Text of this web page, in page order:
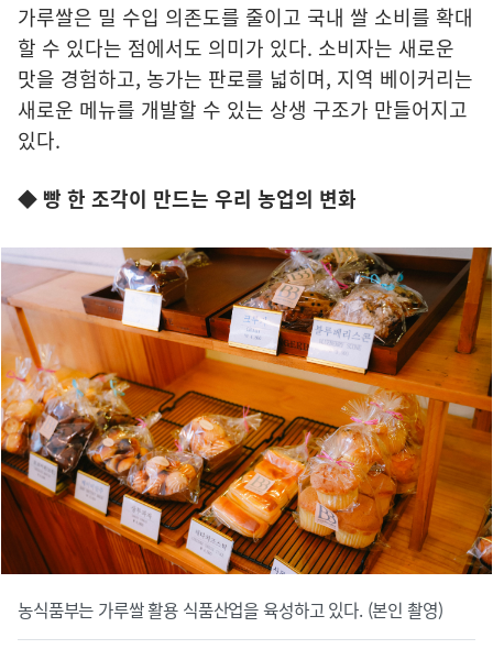
가루쌀은 밀 수입 의존도를 줄이고 국내 쌀 소비를 확대
할 수 있다는 점에서도 의미가 있다. 소비자는 새로운
맛을 경험하고, 농가는 판로를 넓히며, 지역 베이커리는
새로운 메뉴를 개발할 수 있는 상생 구조가 만들어지고
있다.
◆ 빵 한 조각이 만드는 우리 농업의 변화
농식품부는 가루쌀 활용 식품산업을 육성하고 있다. (본인 촬영)